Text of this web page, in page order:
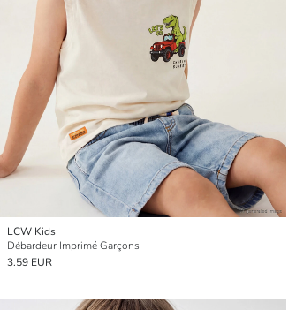
LCW Kids
Débardeur Imprimé Garçons
3.59 EUR